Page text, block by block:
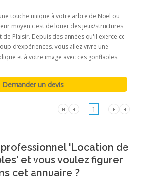
touche unique à votre arbre de Noël ou
moyen c'est de louer des jeux/structures
de Plaisir. Depuis des années qu'il exerce ce
d'expériences. Vous allez vivre une
et à votre image avec ces gonflables.
1
'Location de
et vous voulez figurer
cet annuaire ?